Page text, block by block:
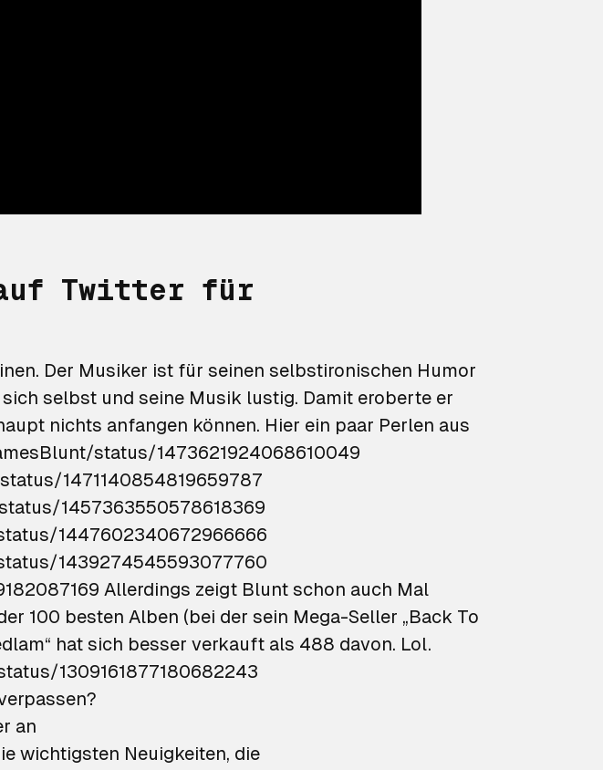
Twitter für
Der Musiker ist für seinen selbstironischen Humor
selbst und seine Musik lustig. Damit eroberte er
nichts anfangen können. Hier ein paar Perlen aus
1471140854819659787
1457363550578618369
1447602340672966666
1439274545593077760
schon auch Mal
100 besten Alben (bei der sein Mega-Seller „Back To
hat sich besser verkauft als 488 davon. Lol.
an
wichtigsten Neuigkeiten, die